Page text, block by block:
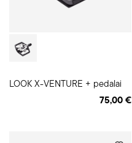
LOOK X-VENTURE + pedalai
75,00 €